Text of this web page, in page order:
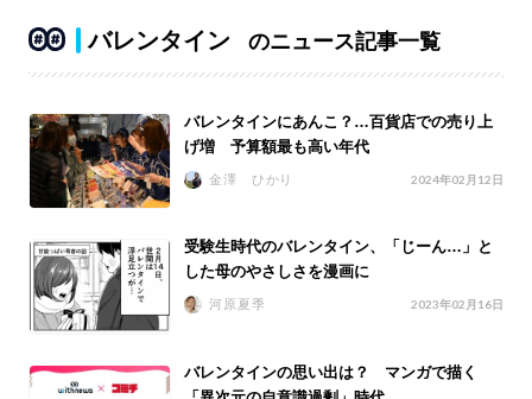
バレンタイン のニュース記事一覧
バレンタインにあんこ？…百貨店での売り上
げ増 予算額最も高い年代
金澤 ひかり 2024年02月12日
受験生時代のバレンタイン、「じーん…」と
した母のやさしさを漫画に
河原夏季 2023年02月16日
バレンタインの思い出は？ マンガで描く